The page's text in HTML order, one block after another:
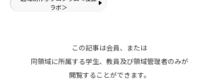
ラボ＞
この記事は会員、または
同領域に所属する学生、教員及び領域管理者のみが
閲覧することができます。